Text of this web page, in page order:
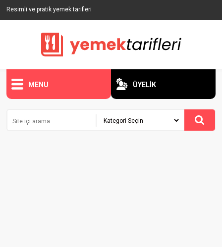
Resimli ve pratik yemek tarifleri
MENU ÜYELİK